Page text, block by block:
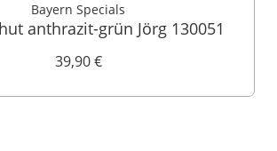
Bayern Specials
anthrazit-grün Jörg 130051
39,90 €